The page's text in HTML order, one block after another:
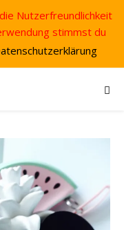
Nutzerfreundlichkeit
stimmst du